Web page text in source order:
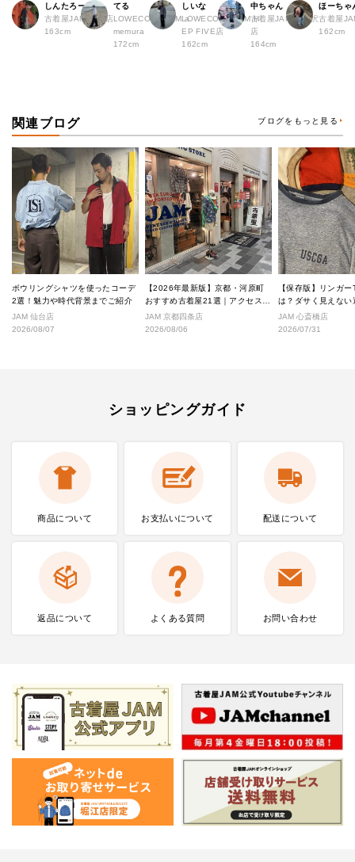
しんたろー
古着屋JAM 仙台店
163cm
てる
LOWECO by JAM a
memura
172cm
しいな
LOWECO by JAM H
EP FIVE店
162cm
中ちゃん
古着屋JAM 下北沢
店
164cm
ほーちゃ
古着屋
162cm
関連ブログ ブログをもっと見る
ボウリングシャツを使ったコーデ
2選！魅力や時代背景までご紹介
JAM 仙台店
2026/08/07
【2026年最新版】京都・河原町
おすすめ古着屋21選｜アクセス良
好な絶対行くべきショップ厳選！
JAM 京都四条店
2026/08/06
【保存版】リンガ
は？ダサく見えない
なし完全ガイド
JAM 心斎橋店
2026/07/31
ショッピングガイド
商品について お支払いについて 配送について
返品について よくある質問 お問い合わせ